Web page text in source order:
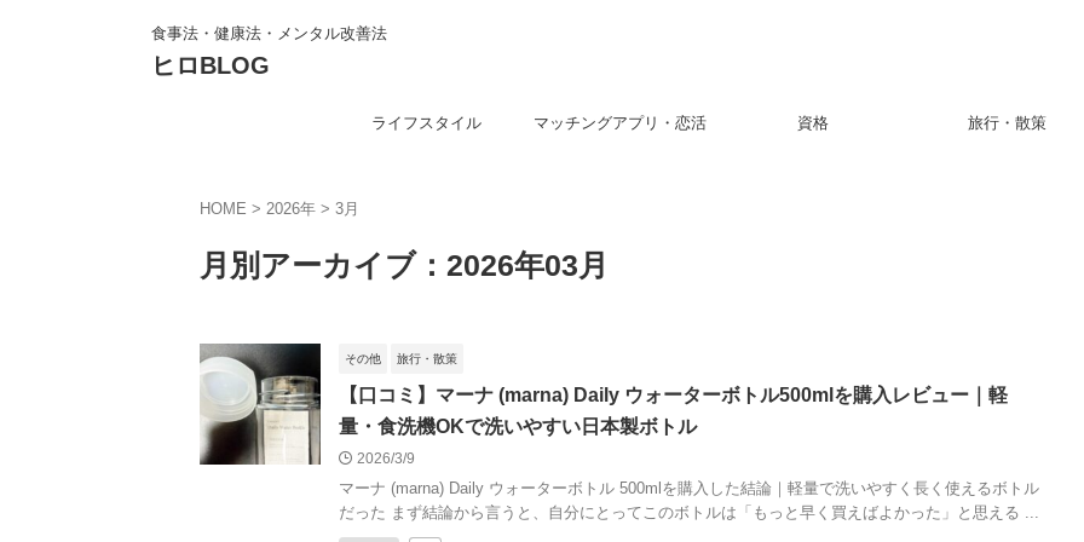
食事法・健康法・メンタル改善法
ヒロBLOG
ライフスタイル マッチングアプリ・恋活 資格 旅行・散策
HOME > 2026年 > 3月
月別アーカイブ：2026年03月
その他 旅行・散策
【口コミ】マーナ (marna) Daily ウォーターボトル500mlを購入レビュー｜軽
量・食洗機OKで洗いやすい日本製ボトル
2026/3/9
マーナ (marna) Daily ウォーターボトル 500mlを購入した結論｜軽量で洗いやすく長く使えるボトル
だった まず結論から言うと、自分にとってこのボトルは「もっと早く買えばよかった」と思える ...